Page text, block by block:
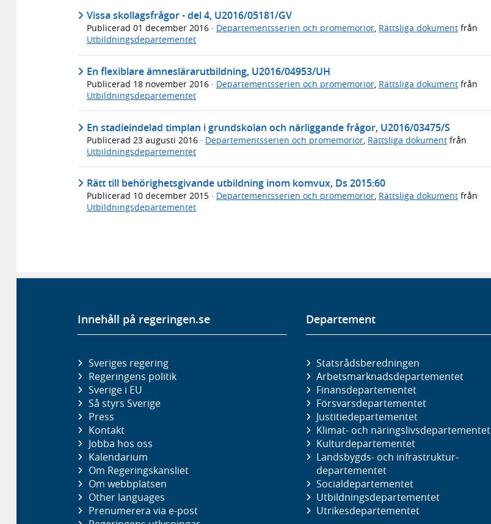
Vissa skollagsfrågor - del 4, U2016/05181/GV
Publicerad 01 december 2016 · Departementsserien och promemorior, Rättsliga dokument från
Utbildningsdepartementet
En flexiblare ämneslärarutbildning, U2016/04953/UH
Publicerad 18 november 2016 · Departementsserien och promemorior, Rättsliga dokument från
Utbildningsdepartementet
En stadieindelad timplan i grundskolan och närliggande frågor, U2016/03475/S
Publicerad 23 augusti 2016 · Departementsserien och promemorior Rättsliga dokument från
Utbildningsdepartementet
Rätt till behörighetsgivande utbildning inom komvux, Ds 2015:60
Publicerad 10 december 2015 · Departementsserien och promemorior, Rättsliga dokument från
Utbildningsdepartementet
Innehåll på regeringen.se
Sveriges regering
Regeringens politik
Sverige i EU
Så styrs Sverige
Press
Kontakt
Jobba hos oss
Kalendarium
Om Regeringskansliet
Om webbplatsen
Other languages
Prenumerera via e-post
Departement
Statsrådsberedningen
Arbetsmarknads­departementet
Finans­departementet
Försvars­departementet
Justitie­departementet
Klimat- och näringslivs­departementet
Kultur­departementet
Landsbygds- och infrastruktur­
departementet
Social­departementet
Utbildnings­departementet
Utrikes­departementet